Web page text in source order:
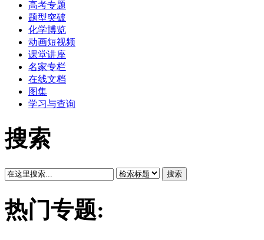
高考专题
题型突破
化学博览
动画短视频
课堂讲座
名家专栏
在线文档
图集
学习与查询
搜索
搜索
热门专题: